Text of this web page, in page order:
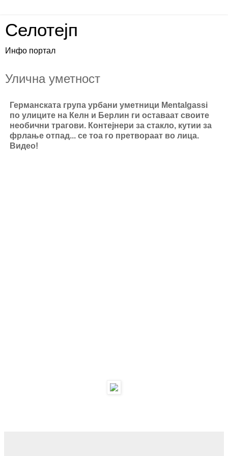
Селотејп
Инфо портал
Улична уметност
Германската група урбани уметници Mentalgassi
по улиците на Келн и Берлин ги оставаат своите
необични трагови. Контејнери за стакло, кутии за
фрлање отпад... се тоа го претвораат во лица.
Видео!